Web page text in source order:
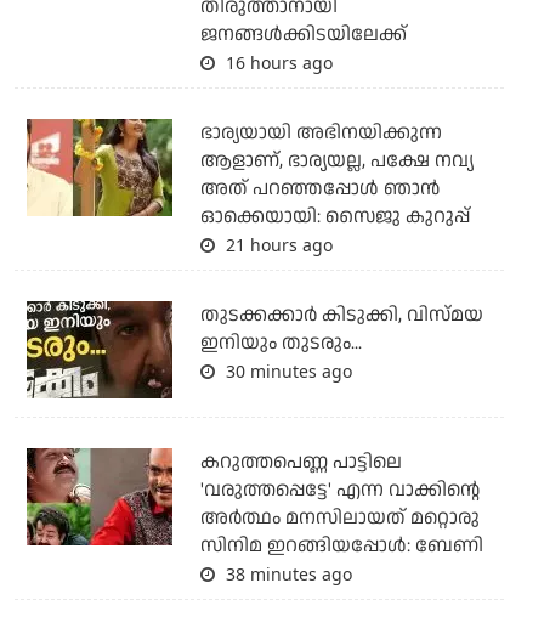
തിരുത്താനായി
ജനങ്ങള്‍ക്കിടയിലേക്ക്
16 hours ago
ഭാര്യയായി അഭിനയിക്കുന്ന
ആളാണ്, ഭാര്യയല്ല, പക്ഷേ നവ്യ
അത് പറഞ്ഞപ്പോള്‍ ഞാന്‍
ഓക്കെയായി: സൈജു കുറുപ്പ്
21 hours ago
തുടക്കക്കാര്‍ കിടുക്കി, വിസ്മയ
ഇനിയും തുടരും...
30 minutes ago
കറുത്തപെണ്ണ പാട്ടിലെ
'വരുത്തപ്പെട്ടേ' എന്ന വാക്കിന്റെ
അർത്ഥം മനസിലായത് മറ്റൊരു
സിനിമ ഇറങ്ങിയപ്പോൾ: ബേണി
38 minutes ago